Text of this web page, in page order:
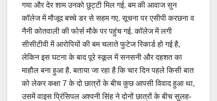
गया और देर शाम उनको छुट्टी मिल गई. बम की आवाज सुन
कॉलेज में मौजूद बच्चे डर से सहम गए. सूचना पर एसीपी करछना व
नैनी कोतवाली की फोर्स मौके पर पहुंच गई. कॉलेज में लगी
सीसीटीवी में आरोपियों की बम चलाते फुटेज रिकार्ड हो गई है,
लेकिन इस घटना के बाद पूरे स्कूल में सनसनी और दहशत का
माहौल बना हुआ है. बताया जा रहा है कि चार दिन पहले किसी बात
को लेकर कक्षा 7 के दो छात्रों के बीच कुछ आपसी विवाद हुआ था,
उसमें वाइस प्रिंसिपल अश्वनी सिंह ने दोनों छात्रों के बीच सुलह-